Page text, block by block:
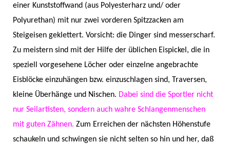
einer Kunststoffwand (aus Polyesterharz und/ oder
Polyurethan) mit nur zwei vorderen Spitzzacken am
Steigeisen geklettert. Vorsicht: die Dinger sind messerscharf.
Zu meistern sind mit der Hilfe der üblichen Eispickel, die in
speziell vorgesehene Löcher oder einzelne angebrachte
Eisblöcke einzuhängen bzw. einzuschlagen sind, Traversen,
kleine Überhänge und Nischen. Dabei sind die Sportler nicht
nur Seilartisten, sondern auch wahre Schlangenmenschen
mit guten Zähnen. Zum Erreichen der nächsten Höhenstufe
schaukeln und schwingen sie nicht selten so hin und her, daß